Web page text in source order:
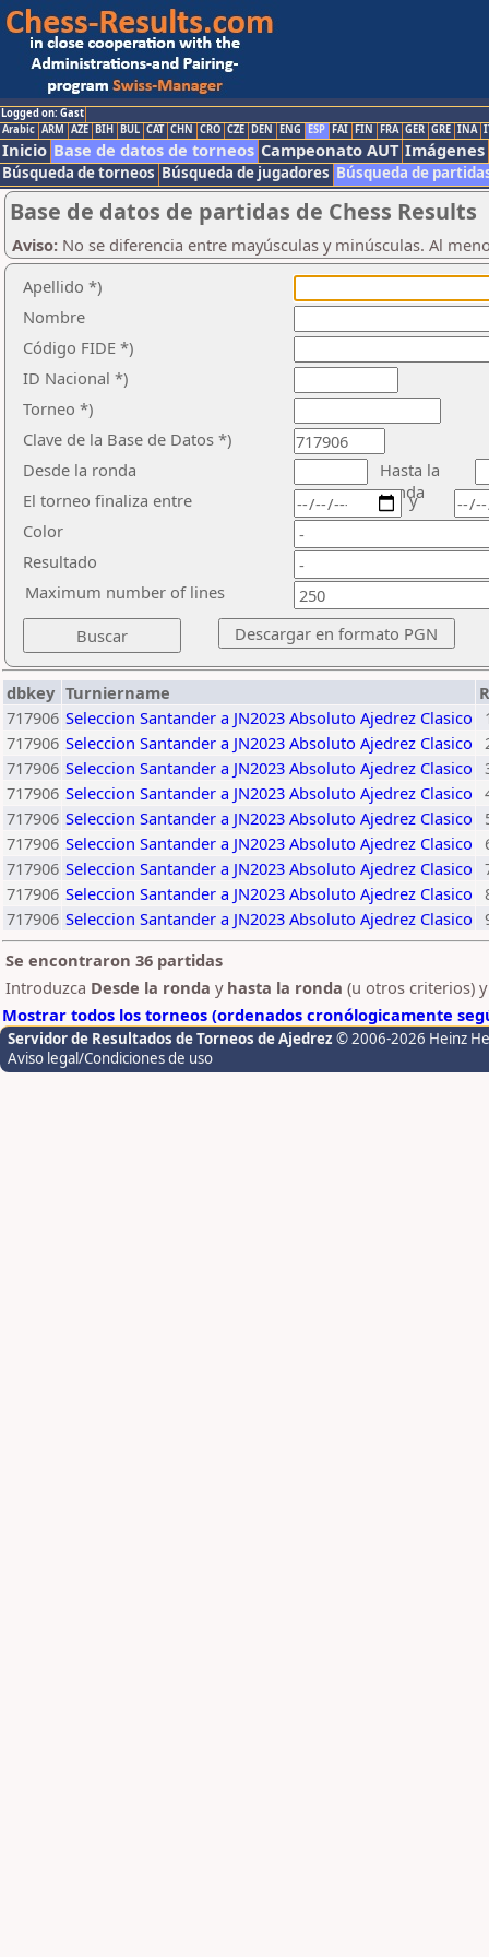
Logged on: Gast
Arabic ARM AZE BIH BUL CAT CHN CRO CZE DEN ENG ESP FAI FIN FRA GER GRE INA
Inicio Base de datos de torneos Campeonato AUT Imágenes
Búsqueda de torneos Búsqueda de jugadores Búsqueda de
Base de datos de partidas de Chess Results
Aviso: No se diferencia entre mayúsculas y minúsculas. Al
Apellido *)
Nombre
Código FIDE *)
ID Nacional *)
Torneo *)
Clave de la Base de Datos *)
Desde la ronda
Hasta la
ronda
El torneo finaliza entre
Color
Resultado
y
Maximum number of lines
dbkey Turniername
717906 Seleccion Santander a JN2023 Absoluto Ajedrez Clasico
717906 Seleccion Santander a JN2023 Absoluto Ajedrez Clasico
717906 Seleccion Santander a JN2023 Absoluto Ajedrez Clasico
717906 Seleccion Santander a JN2023 Absoluto Ajedrez Clasico
717906 Seleccion Santander a JN2023 Absoluto Ajedrez Clasico
717906 Seleccion Santander a JN2023 Absoluto Ajedrez Clasico
717906 Seleccion Santander a JN2023 Absoluto Ajedrez Clasico
717906 Seleccion Santander a JN2023 Absoluto Ajedrez Clasico
717906 Seleccion Santander a JN2023 Absoluto Ajedrez Clasico
Se encontraron 36 partidas
Introduzca Desde la ronda y hasta la ronda (u otros criterios)
Mostrar todos los torneos (ordenados cronólogicamente
Servidor de Resultados de Torneos de Ajedrez © 2006-2026 Heinz
Aviso legal/Condiciones de uso